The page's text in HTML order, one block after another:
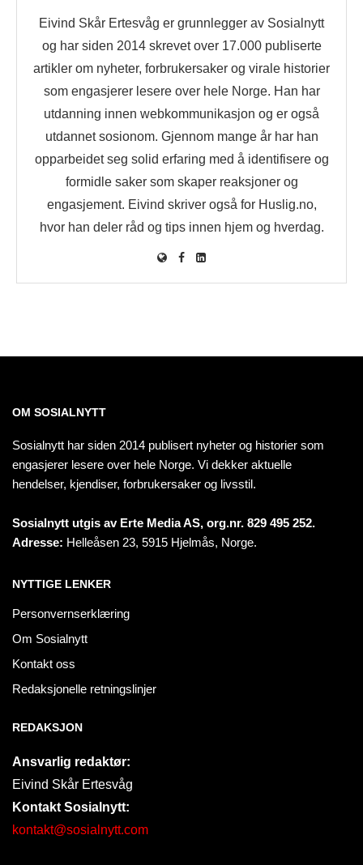
Eivind Skår Ertesvåg er grunnlegger av Sosialnytt
og har siden 2014 skrevet over 17.000 publiserte
artikler om nyheter, forbrukersaker og virale historier
som engasjerer lesere over hele Norge. Han har
utdanning innen webkommunikasjon og er også
utdannet sosionom. Gjennom mange år har han
opparbeidet seg solid erfaring med å identifisere og
formidle saker som skaper reaksjoner og
engasjement. Eivind skriver også for Huslig.no,
hvor han deler råd og tips innen hjem og hverdag.
OM SOSIALNYTT
Sosialnytt har siden 2014 publisert nyheter og historier som
engasjerer lesere over hele Norge. Vi dekker aktuelle
hendelser, kjendiser, forbrukersaker og livsstil.
Sosialnytt utgis av Erte Media AS, org.nr. 829 495 252.
Adresse: Helleåsen 23, 5915 Hjelmås, Norge.
NYTTIGE LENKER
Personvernserklæring
Om Sosialnytt
Kontakt oss
Redaksjonelle retningslinjer
REDAKSJON
Ansvarlig redaktør:
Eivind Skår Ertesvåg
Kontakt Sosialnytt:
kontakt@sosialnytt.com